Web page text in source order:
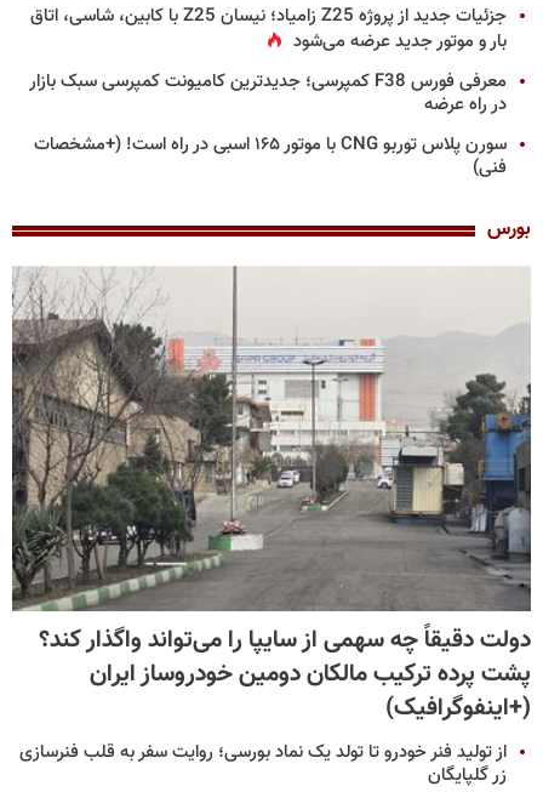
جزئیات جدید از پروژه Z25 زامیاد؛ نیسان Z25 با کابین، شاسی، اتاق
بار و موتور جدید عرضه می‌شود
معرفی فورس F38 کمپرسی؛ جدیدترین کامیونت کمپرسی سبک بازار
در راه عرضه
سورن پلاس توربو CNG با موتور ۱۶۵ اسبی در راه است! (+مشخصات
فنی)
بورس
دولت دقیقاً چه سهمی از سایپا را می‌تواند واگذار کند؟
پشت پرده ترکیب مالکان دومین خودروساز ایران
(+اینفوگرافیک)
از تولید فنر خودرو تا تولد یک نماد بورسی؛ روایت سفر به قلب فنرسازی
زر گلپایگان